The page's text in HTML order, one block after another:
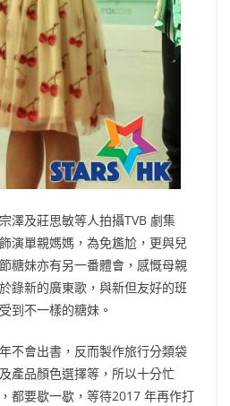
澤及莊思敏等人拍攝TVB 劇集
演單親媽媽，為免尷尬，更與兒
糖妹亦有另一番體會，感慨母親
錄新的廣東歌，與新但友好的班
到不一樣的糖妹。
不會出書，反而製作旅行分類袋
產品顏色選擇等，所以十分忙
都要歇一歇，等待2017 年再作打